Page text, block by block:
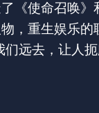
使命召唤》
，重生娱乐的
们远去，让人扼